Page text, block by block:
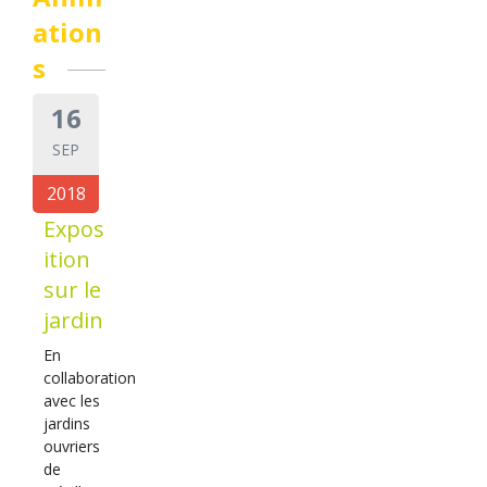
ation
s
16
SEP
2018
Expos
ition
sur le
jardin
En
collaboration
avec les
jardins
ouvriers
de